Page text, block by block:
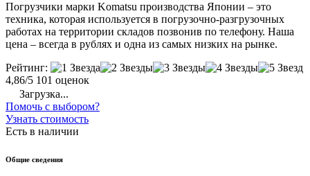
Погрузчики марки Komatsu производства Японии – это
техника, которая используется в погрузочно-разгрузочных
работах на территории складов позвонив по телефону. Наша
цена – всегда в рублях и одна из самых низких на рынке.
Рейтинг:
4,86/5 101 оценок
Загрузка...
Помочь с выбором?
Узнать стоимость
Есть в наличии
Общие сведения